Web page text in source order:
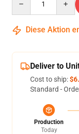
Diese Aktion
Deliver to
Cost to ship:
Standard -
Production
Today